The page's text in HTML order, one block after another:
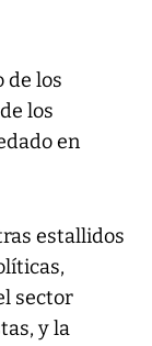
de los
los
en
estallidos
sector
y la